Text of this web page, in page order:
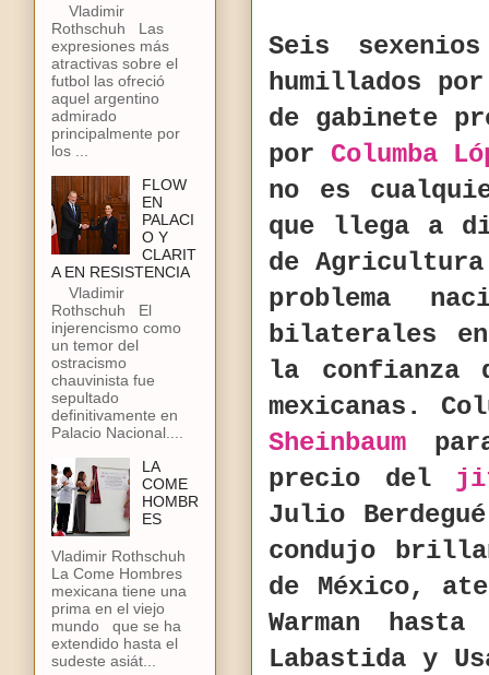
Seis
humillados
de gabinete
por Columba
no es
que llega a
de
problema
bilaterales
la confianza
mexicanas.
Sheinbaum
precio del
Julio
condujo
de México,
Warman
Labastida y
Vladimir
Rothschuh Las
expresiones más
atractivas sobre el
futbol las ofreció
aquel argentino
admirado
principalmente por
los ...
FLOW
EN
PALACI
O Y
CLARIT
A EN RESISTENCIA
Vladimir
Rothschuh El
injerencismo como
un temor del
ostracismo
chauvinista fue
sepultado
definitivamente en
Palacio Nacional....
LA
COME
HOMBR
ES
Vladimir Rothschuh
La Come Hombres
mexicana tiene una
prima en el viejo
mundo que se ha
extendido hasta el
sudeste asiát...